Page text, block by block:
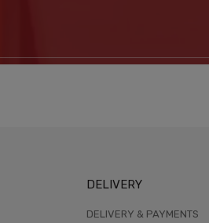
DELIVERY
DELIVERY & PAYMENTS